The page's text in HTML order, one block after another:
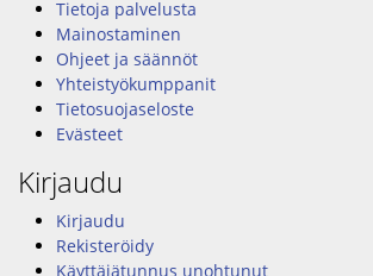
Tietoja palvelusta
Mainostaminen
Ohjeet ja säännöt
Yhteistyökumppanit
Tietosuojaseloste
Evästeet
Kirjaudu
Kirjaudu
Rekisteröidy
Käyttäjätunnus unohtunut